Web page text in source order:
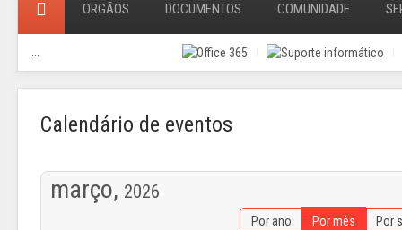
ORGÃOS DOCUMENTOS COMUNIDADE
Calendário de eventos
março, 2026
Por ano Por mês Por